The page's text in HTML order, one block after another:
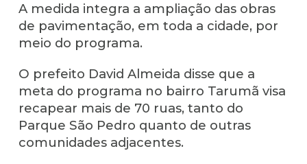
A medida integra a ampliação das obras
de pavimentação, em toda a cidade, por
meio do programa.
O prefeito David Almeida disse que a
meta do programa no bairro Tarumã visa
recapear mais de 70 ruas, tanto do
Parque São Pedro quanto de outras
comunidades adjacentes.